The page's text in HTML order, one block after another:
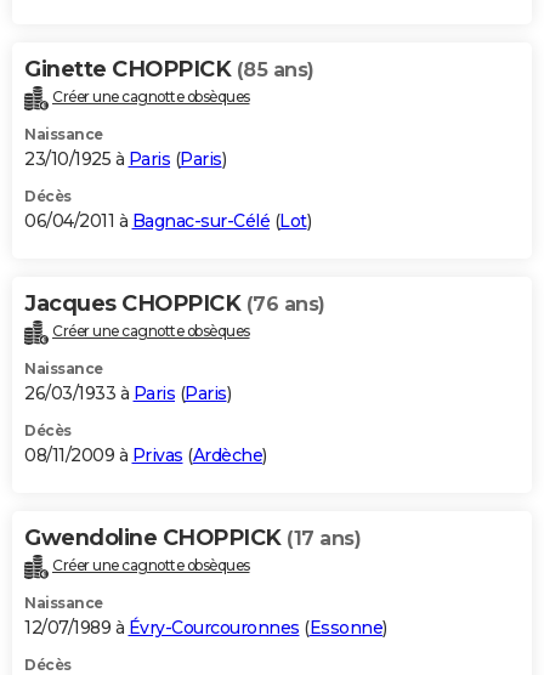
Ginette CHOPPICK (85 ans)
Créer une cagnotte obsèques
Naissance
23/10/1925 à Paris (Paris)
Décès
06/04/2011 à Bagnac-sur-Célé (Lot)
Jacques CHOPPICK (76 ans)
Créer une cagnotte obsèques
Naissance
26/03/1933 à Paris (Paris)
Décès
08/11/2009 à Privas (Ardèche)
Gwendoline CHOPPICK (17 ans)
Créer une cagnotte obsèques
Naissance
12/07/1989 à Évry-Courcouronnes (Essonne)
Décès